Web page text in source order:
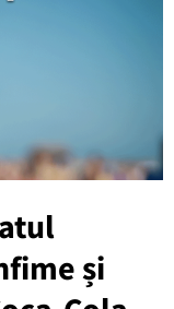
și